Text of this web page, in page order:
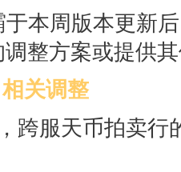
本周版本更新
整方案或提供
关调整
跨服天币拍卖